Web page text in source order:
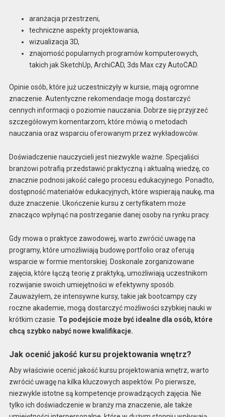
aranżacja przestrzeni,
techniczne aspekty projektowania,
wizualizacja 3D,
znajomość popularnych programów komputerowych,
takich jak SketchUp, ArchiCAD, 3ds Max czy AutoCAD.
Opinie osób, które już uczestniczyły w kursie, mają ogromne
znaczenie. Autentyczne rekomendacje mogą dostarczyć
cennych informacji o poziomie nauczania. Dobrze się przyjrzeć
szczegółowym komentarzom, które mówią o metodach
nauczania oraz wsparciu oferowanym przez wykładowców.
Doświadczenie nauczycieli jest niezwykle ważne. Specjaliści
branżowi potrafią przedstawić praktyczną i aktualną wiedzę, co
znacznie podnosi jakość całego procesu edukacyjnego. Ponadto,
dostępność materiałów edukacyjnych, które wspierają naukę, ma
duże znaczenie. Ukończenie kursu z certyfikatem może
znacząco wpłynąć na postrzeganie danej osoby na rynku pracy.
Gdy mowa o praktyce zawodowej, warto zwrócić uwagę na
programy, które umożliwiają budowę portfolio oraz oferują
wsparcie w formie mentorskiej. Doskonale zorganizowane
zajęcia, które łączą teorię z praktyką, umożliwiają uczestnikom
rozwijanie swoich umiejętności w efektywny sposób.
Zauważyłem, że intensywne kursy, takie jak bootcampy czy
roczne akademie, mogą dostarczyć możliwości szybkiej nauki w
krótkim czasie. To podejście może być idealne dla osób, które
chcą szybko nabyć nowe kwalifikacje.
Jak ocenić jakość kursu projektowania wnętrz?
Aby właściwie ocenić jakość kursu projektowania wnętrz, warto
zwrócić uwagę na kilka kluczowych aspektów. Po pierwsze,
niezwykle istotne są kompetencje prowadzących zajęcia. Nie
tylko ich doświadczenie w branży ma znaczenie, ale także